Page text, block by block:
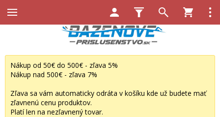
Nákup od 50€ do 500€ - zľava 5%
Nákup nad 500€ - zľava 7%
Zľava sa vám automaticky odráta v košíku kde už budete mať
zľavnenú cenu produktov.
Platí len na nezľavnený tovar.